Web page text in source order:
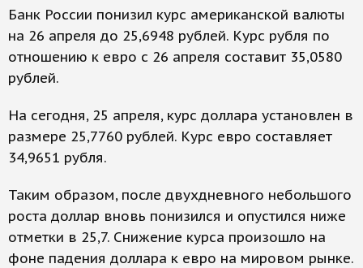
Банк России понизил курс американской валюты
на 26 апреля до 25,6948 рублей. Курс рубля по
отношению к евро с 26 апреля составит 35,0580
рублей.
На сегодня, 25 апреля, курс доллара установлен в
размере 25,7760 рублей. Курс евро составляет
34,9651 рубля.
Таким образом, после двухдневного небольшого
роста доллар вновь понизился и опустился ниже
отметки в 25,7. Снижение курса произошло на
фоне падения доллара к евро на мировом рынке.